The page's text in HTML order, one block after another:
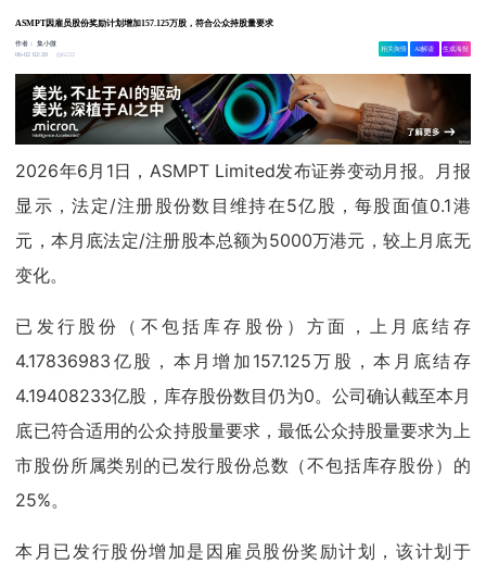
ASMPT因雇员股份奖励计划增加157.125万股，符合公众持股量要求
作者：集小微
06-02 02:20
6232
相关舆情 AI解读 生成海报
2026年6月1日，ASMPT Limited发布证券变动月报。月报
显示，法定/注册股份数目维持在5亿股，每股面值0.1港
元，本月底法定/注册股本总额为5000万港元，较上月底无
变化。
已发行股份（不包括库存股份）方面，上月底结存
4.17836983亿股，本月增加157.125万股，本月底结存
4.19408233亿股，库存股份数目仍为0。公司确认截至本月
底已符合适用的公众持股量要求，最低公众持股量要求为上
市股份所属类别的已发行股份总数（不包括库存股份）的
25%。
本月已发行股份增加是因雇员股份奖励计划，该计划于